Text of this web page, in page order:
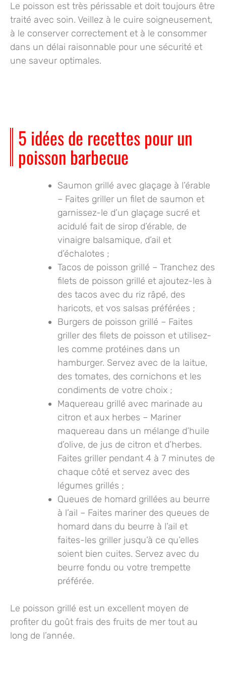
Le poisson est très périssable et doit toujours être
traité avec soin. Veillez à le cuire soigneusement,
à le conserver correctement et à le consommer
dans un délai raisonnable pour une sécurité et
une saveur optimales.
5 idées de recettes pour un
poisson barbecue
Saumon grillé avec glaçage à l’érable
– Faites griller un filet de saumon et
garnissez-le d’un glaçage sucré et
acidulé fait de sirop d’érable, de
vinaigre balsamique, d’ail et
d’échalotes ;
Tacos de poisson grillé – Tranchez des
filets de poisson grillé et ajoutez-les à
des tacos avec du riz râpé, des
haricots, et vos salsas préférées ;
Burgers de poisson grillé – Faites
griller des filets de poisson et utilisez-
les comme protéines dans un
hamburger. Servez avec de la laitue,
des tomates, des cornichons et les
condiments de votre choix ;
Maquereau grillé avec marinade au
citron et aux herbes – Mariner
maquereau dans un mélange d’huile
d’olive, de jus de citron et d’herbes.
Faites griller pendant 4 à 7 minutes de
chaque côté et servez avec des
légumes grillés ;
Queues de homard grillées au beurre
à l’ail – Faites mariner des queues de
homard dans du beurre à l’ail et
faites-les griller jusqu’à ce qu’elles
soient bien cuites. Servez avec du
beurre fondu ou votre trempette
préférée.
Le poisson grillé est un excellent moyen de
profiter du goût frais des fruits de mer tout au
long de l’année.